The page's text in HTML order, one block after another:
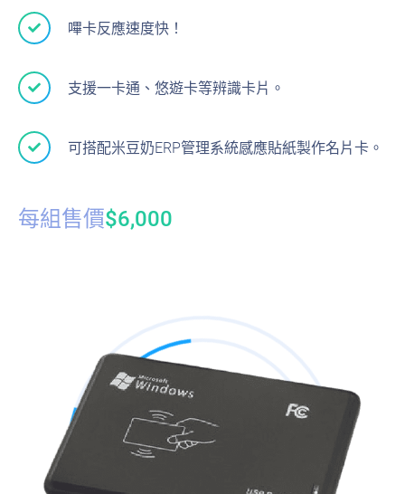
嗶卡反應速度快！
支援一卡通、悠遊卡等辨識卡片。
可搭配米豆奶ERP管理系統感應貼紙製作名片卡。
每組售價$6,000